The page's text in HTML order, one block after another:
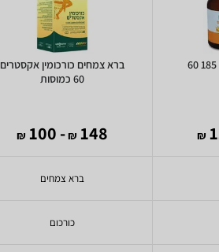
BioGreen כורכומין 185 60
₪
ברא צמחים כורכומין אקסטרים
60 כמוסות
148
₪
- 100
₪
ברא צמחים
כורכום